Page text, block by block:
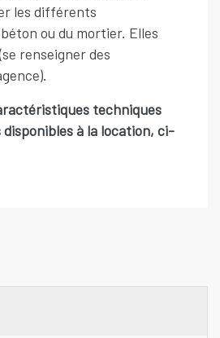
les différents
ou du mortier. Elles
renseigner des
techniques
à la location, ci-